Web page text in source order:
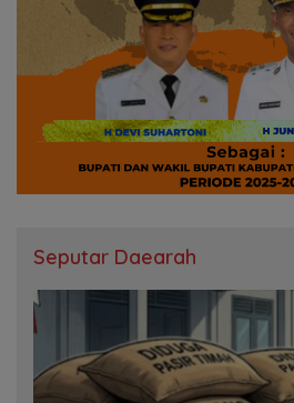
Seputar Daearah